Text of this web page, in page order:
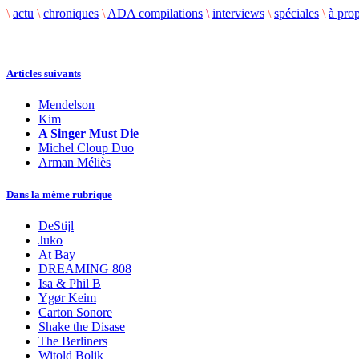
\ actu \ chroniques \ ADA compilations \ interviews \ spéciales \ à
Articles suivants
Mendelson
Kim
A Singer Must Die
Michel Cloup Duo
Arman Méliès
Dans la même rubrique
DeStijl
Juko
At Bay
DREAMING 808
Isa & Phil B
Ygør Keim
Carton Sonore
Shake the Disase
The Berliners
Witold Bolik